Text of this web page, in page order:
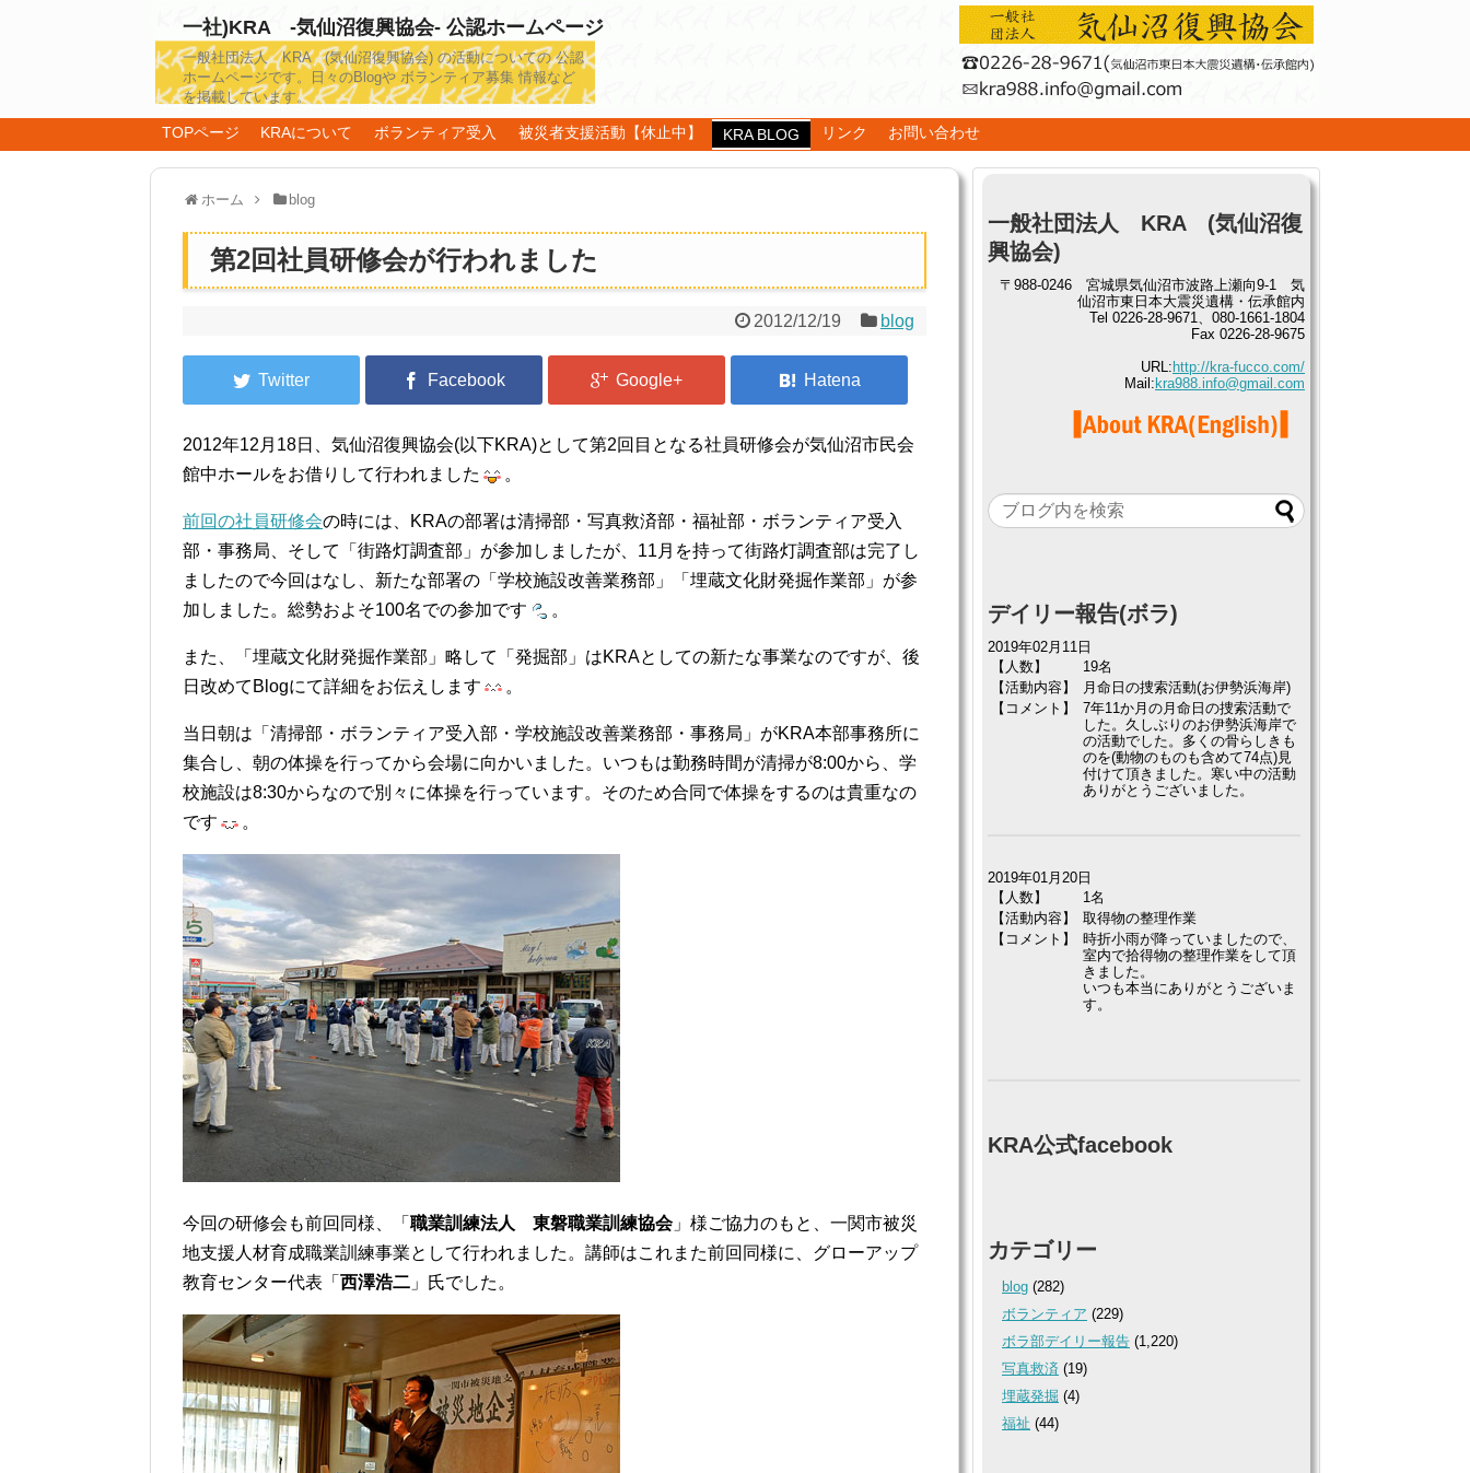
一社)KRA -気仙沼復興協会- 公認ホームページ
一般社団法人 KRA (気仙沼復興協会) の活動についての 公認
ホームページです。日々のBlogや ボランティア募集 情報など
を掲載しています。
TOPページ KRAについて ボランティア受入 被災者支援活動【休止中】 KRA BLOG リンク お問い合わせ
ホーム blog
第2回社員研修会が行われました
2012/12/19 blog
2012年12月18日、気仙沼復興協会(以下KRA)として第2回目となる社員研修会が気仙沼市民会
館中ホールをお借りして行われました
。
前回の社員研修会の時には、KRAの部署は清掃部・写真救済部・福祉部・ボランティア受入
部・事務局、そして「街路灯調査部」が参加しましたが、11月を持って街路灯調査部は完了し
ましたので今回はなし、新たな部署の「学校施設改善業務部」「埋蔵文化財発掘作業部」が参
加しました。総勢およそ100名での参加です
。
また、「埋蔵文化財発掘作業部」略して「発掘部」はKRAとしての新たな事業なのですが、後
日改めてBlogにて詳細をお伝えします
。
当日朝は「清掃部・ボランティア受入部・学校施設改善業務部・事務局」がKRA本部事務所に
集合し、朝の体操を行ってから会場に向かいました。いつもは勤務時間が清掃が8:00から、学
校施設は8:30からなので別々に体操を行っています。そのため合同で体操をするのは貴重なの
です
。
今回の研修会も前回同様、「 職業訓練法人 東磐職業訓練協会」様ご協力のもと、一関市被災
地支援人材育成職業訓練事業として行われました。講師はこれまた前回同様に、グローアップ
教育センター代表「 西澤浩二 」氏でした。
一般社団法人 KRA (気仙沼復
興協会)
〒988-0246 宮城県気仙沼市波路上瀬向9-1 気
仙沼市東日本大震災遺構・伝承館内
Tel 0226-28-9671、080-1661-1804
Fax 0226-28-9675
URL: http://kra-fucco.com/
Mail: kra988.info@gmail.com
デイリー報告(ボラ)
2019年02月11日
【人数】
19名
【活動内容】
月命日の捜索活動(お伊勢浜海岸)
【コメント】
7年11か月の月命日の捜索活動で
した。久しぶりのお伊勢浜海岸で
の活動でした。多くの骨らしきも
のを(動物のものも含めて74点)見
付けて頂きました。寒い中の活動
ありがとうございました。
2019年01月20日
【人数】
1名
【活動内容】
取得物の整理作業
【コメント】
時折小雨が降っていましたので、
室内で拾得物の整理作業をして頂
きました。
いつも本当にありがとうございま
す。
KRA公式facebook
カテゴリー
blog (282)
ボランティア (229)
ボラ部デイリー報告 (1,220)
写真救済 (19)
埋蔵発掘 (4)
福祉 (44)